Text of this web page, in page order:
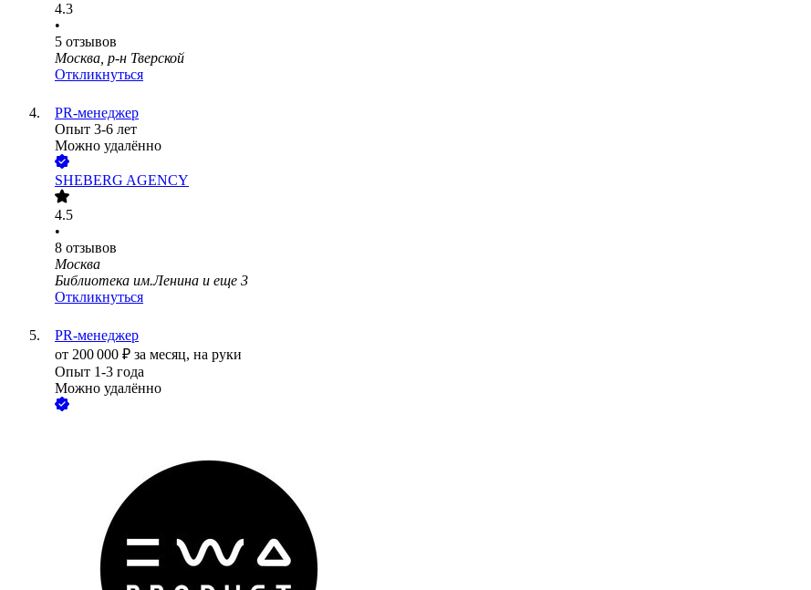
4.3
•
5 отзывов
Москва, р-н Тверской
Откликнуться
PR-менеджер
Опыт 3-6 лет
Можно удалённо
SHEBERG AGENCY
4.5
•
8 отзывов
Москва
Библиотека им.Ленина и еще 3
Откликнуться
PR-менеджер
от 200 000 ₽ за месяц, на руки
Опыт 1-3 года
Можно удалённо